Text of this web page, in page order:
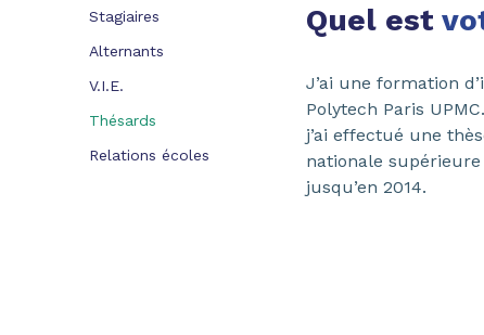
Stagiaires
Alternants
V.I.E.
Thésards
Relations écoles
Quel est
J’ai une formation
Polytech Paris
j’ai effectué une
nationale
jusqu’en 2014.